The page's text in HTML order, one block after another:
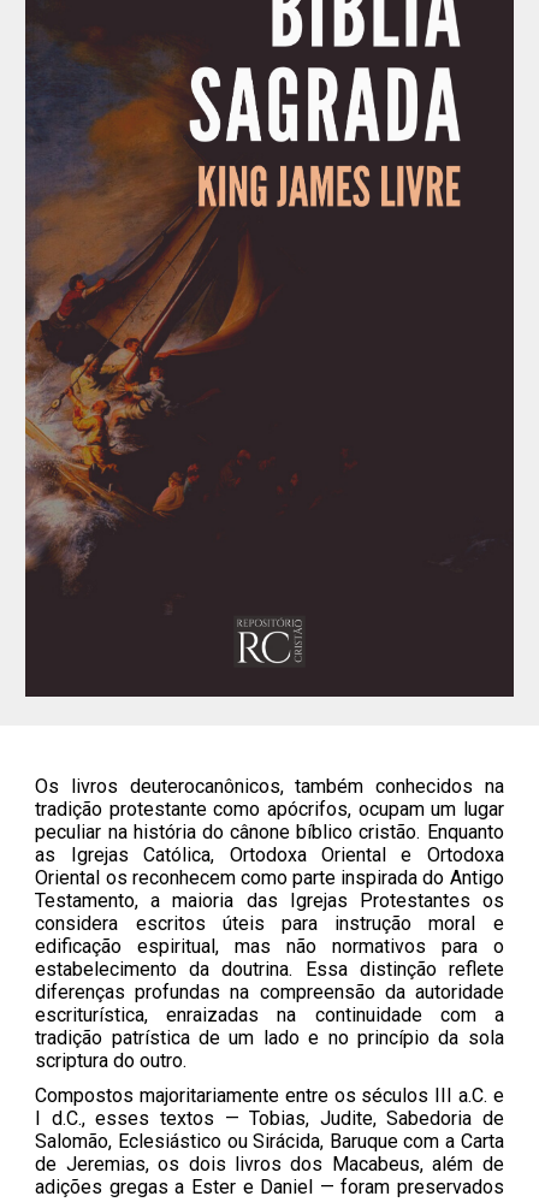
Os livros deuterocanônicos, também conhecidos na
tradição protestante como apócrifos, ocupam um lugar
peculiar na história do cânone bíblico cristão. Enquanto
as Igrejas Católica, Ortodoxa Oriental e Ortodoxa
Oriental os reconhecem como parte inspirada do Antigo
Testamento, a maioria das Igrejas Protestantes os
considera escritos úteis para instrução moral e
edificação espiritual, mas não normativos para o
estabelecimento da doutrina. Essa distinção reflete
diferenças profundas na compreensão da autoridade
escriturística, enraizadas na continuidade com a
tradição patrística de um lado e no princípio da sola
scriptura do outro.
Compostos majoritariamente entre os séculos III a.C. e
I d.C., esses textos — Tobias, Judite, Sabedoria de
Salomão, Eclesiástico ou Sirácida, Baruque com a Carta
de Jeremias, os dois livros dos Macabeus, além de
adições gregas a Ester e Daniel — foram preservados